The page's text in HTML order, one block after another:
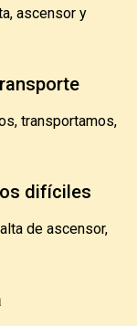
ascensor y
transportamos,
difíciles
de ascensor,